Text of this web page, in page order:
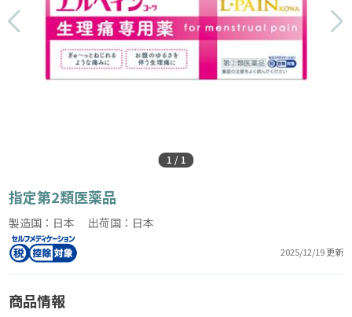
1 / 1
指定第2類医薬品
製造国：日本 出荷国：日本
2025/12/19 更新
商品情報